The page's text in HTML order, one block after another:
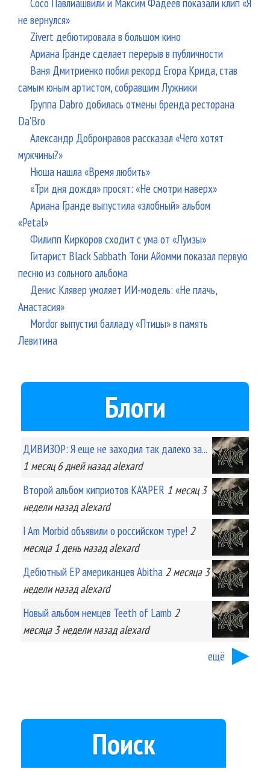
не вернулся»
Zivert дебютировала в большом кино
Ариана Гранде сделает перерыв в публичности
Ваня Дмитриенко побил рекорд Егора Крида, став
самым юным артистом, собравшим Лужники
Группа Dabro добилась отмены бренда ресторана
Da'Bro
Александр Добронравов рассказал «Чего хотят
мужчины?»
Нюша нашла «Время любить»
«Три дня дождя» просят: «Не смотри наверх»
Ариана Гранде выпустила «злобный» альбом
«Petal»
Филипп Киркоров сходит с ума от «Луизы»
Гитарист Black Sabbath Тони Айомми показал первую
песню из сольного альбома
Денис Клявер умоляет ИИ-модель: «Не плачь,
Анастасия»
Mordor выпустил балладу «Птицы» в память
Левитина
Блоги
ДИВИЗОР: Я еще не заходил так далеко за...
1 месяц 6 днейназад alexard
Второй альбом киприотов KA'APER 1 месяц 3
неделиназад alexard
I Am Morbid объявили о российском туре! 2
месяца 1 деньназад alexard
Дебютный EP американцев Abitha 2 месяца 3
неделиназад alexard
Новый альбом немцев Teeth of Lamb 2
месяца 3 неделиназад alexard
ещё
Поиск